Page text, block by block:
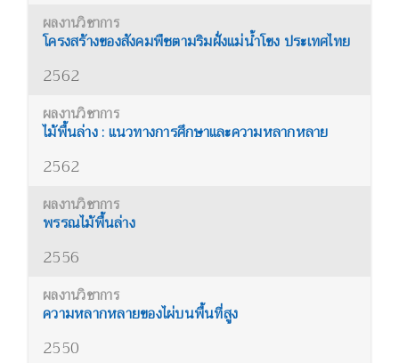
โครงสร้างของสังคมพืชตามริมฝั่งแม่น้ำโขง ประเทศไทย
2562
ไม้พื้นล่าง : แนวทางการศึกษาและความหลากหลาย
2562
พรรณไม้พื้นล่าง
2556
ความหลากหลายของไผ่บนพื้นที่สูง
2550